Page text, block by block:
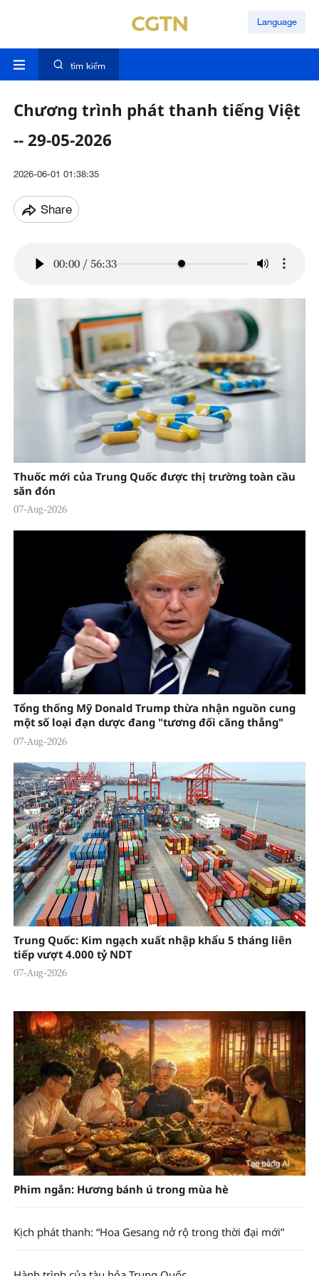
Language
tìm kiếm
Chương trình phát thanh tiếng Việt
-- 29-05-2026
2026-06-01 01:38:35
Share
00:00 / 56:33
Thuốc mới của Trung Quốc được thị trường toàn cầu
săn đón
07-Aug-2026
Tổng thống Mỹ Donald Trump thừa nhận nguồn cung
một số loại đạn dược đang "tương đối căng thẳng"
07-Aug-2026
Trung Quốc: Kim ngạch xuất nhập khẩu 5 tháng liên
tiếp vượt 4.000 tỷ NDT
07-Aug-2026
Phim ngắn: Hương bánh ú trong mùa hè
Kịch phát thanh: “Hoa Gesang nở rộ trong thời đại mới”